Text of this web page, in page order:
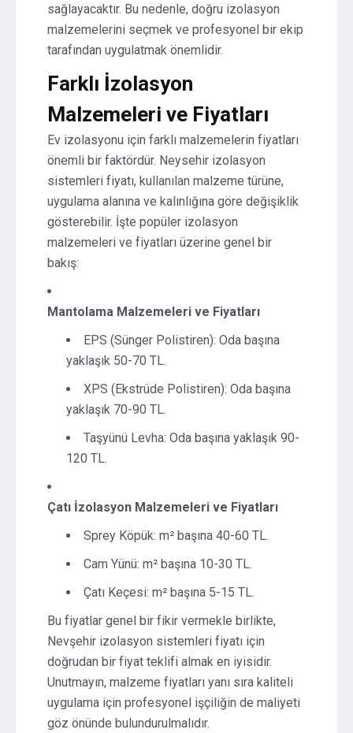
sağlayacaktır. Bu nedenle, doğru izolasyon
malzemelerini seçmek ve profesyonel bir ekip
tarafından uygulatmak önemlidir.
Farklı İzolasyon
Malzemeleri ve Fiyatları
Ev izolasyonu için farklı malzemelerin fiyatları
önemli bir faktördür. Neysehir izolasyon
sistemleri fiyatı, kullanılan malzeme türüne,
uygulama alanına ve kalınlığına göre değişiklik
gösterebilir. İşte popüler izolasyon
malzemeleri ve fiyatları üzerine genel bir
bakış:
Mantolama Malzemeleri ve Fiyatları
EPS (Sünger Polistiren): Oda başına
yaklaşık 50-70 TL.
XPS (Ekstrüde Polistiren): Oda başına
yaklaşık 70-90 TL.
Taşyünü Levha: Oda başına yaklaşık 90-
120 TL.
Çatı İzolasyon Malzemeleri ve Fiyatları
Sprey Köpük: m² başına 40-60 TL.
Cam Yünü: m² başına 10-30 TL.
Çatı Keçesi: m² başına 5-15 TL.
Bu fiyatlar genel bir fikir vermekle birlikte,
Nevşehir izolasyon sistemleri fiyatı için
doğrudan bir fiyat teklifi almak en iyisidir.
Unutmayın, malzeme fiyatları yanı sıra kaliteli
uygulama için profesyonel işçiliğin de maliyeti
göz önünde bulundurulmalıdır.